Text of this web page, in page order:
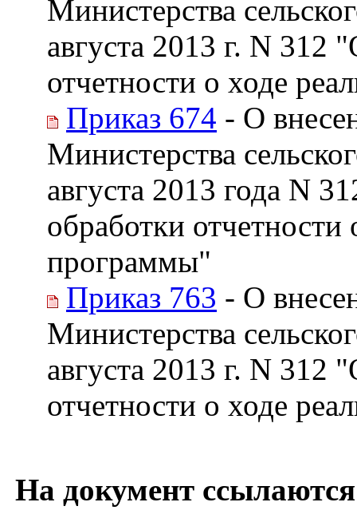
Министерства
августа 2013 г. N 312
отчетности о ходе
Приказ 674 - О
Министерства
августа 2013 года N
обработки отчетности
программы"
Приказ 763 - О
Министерства
августа 2013 г. N 312
отчетности о ходе
На документ